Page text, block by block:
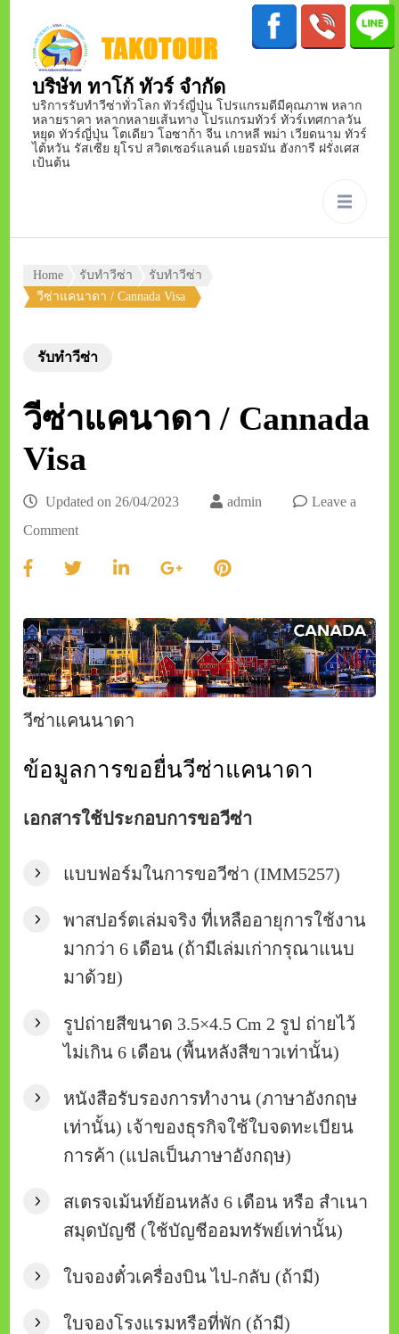
บริษัท ทาโก้ ทัวร์ จำกัด
บริการรับทำวีซ่าทั่วโลก ทัวร์ญี่ปุ่น โปรแกรมดีมีคุณภาพ หลาก
หลายราคา หลากหลายเส้นทาง โปรแกรมทัวร์ ทัวร์เทศกาลวัน
หยุด ทัวร์ญี่ปุ่น โตเดียว โอซาก้า จีน เกาหลี พม่า เวียดนาม ทัวร์
ไต้หวัน รัสเซีย ยุโรป สวิตเซอร์แลนด์ เยอรมัน ฮังการี ฝรั่งเศส
เป้นต้น
Home รับทำวีซ่า
รับทำวีซ่า
วีซ่าแคนาดา / Cannada Visa
รับทำวีซ่า
วีซ่าแคนาดา / Cannada
Visa
Updated on 26/04/2023 admin
Leave a
Commenton
วีซ่า
/
Cannada
Visa
วีซ่าแคนนาดา
ข้อมูลการขอยื่นวีซ่าแคนาดา
เอกสารใช้ประกอบการขอวีซ่า
แบบฟอร์มในการขอวีซ่า (IMM5257)
พาสปอร์ตเล่มจริง ที่เหลืออายุการใช้งาน
มากว่า 6 เดือน (ถ้ามีเล่มเก่ากรุณาแนบ
มาด้วย)
รูปถ่ายสีขนาด 3.5×4.5 Cm 2 รูป ถ่ายไว้
ไม่เกิน 6 เดือน (พื้นหลังสีขาวเท่านั้น)
หนังสือรับรองการทำงาน (ภาษาอังกฤษ
เท่านั้น) เจ้าของธุรกิจใช้ใบจดทะเบียน
การค้า (แปลเป็นภาษาอังกฤษ)
สเตรจเม้นท์ย้อนหลัง 6 เดือน หรือ สำเนา
สมุดบัญชี (ใช้บัญชีออมทรัพย์เท่านั้น)
ใบจองตั๋วเครื่องบิน ไป-กลับ (ถ้ามี)
ใบจองโรงแรมหรือที่พัก (ถ้ามี)